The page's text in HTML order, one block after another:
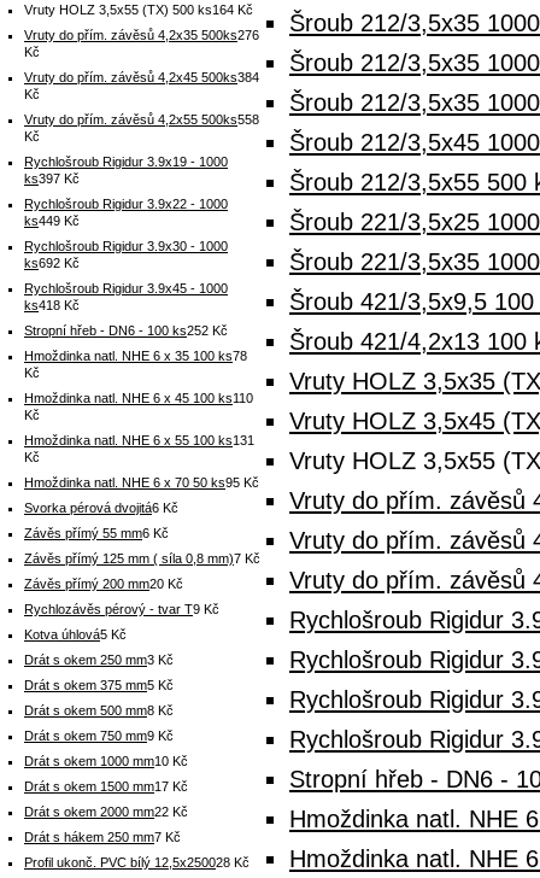
Šroub 212/3,5x35
Šroub 212/3,5x35
Šroub 212/3,5x35
Šroub 212/3,5x45
Šroub 212/3,5x55 500
Šroub 221/3,5x25
Šroub 221/3,5x35
Šroub 421/3,5x9,5
Šroub 421/4,2x13 100
Vruty HOLZ 3,5x35
Vruty HOLZ 3,5x45
Vruty HOLZ 3,5x55
Vruty do přím. závěsů
Vruty do přím. závěsů
Vruty do přím. závěsů
Rychlošroub Rigidur
Rychlošroub Rigidur
Rychlošroub Rigidur
Rychlošroub Rigidur
Stropní hřeb - DN6 -
Hmoždinka natl. NHE
Hmoždinka natl. NHE
Vruty HOLZ 3,5x55 (TX) 500 ks164 Kč
Vruty do přím. závěsů 4,2x35 500ks276
Kč
Vruty do přím. závěsů 4,2x45 500ks384
Kč
Vruty do přím. závěsů 4,2x55 500ks558
Kč
Rychlošroub Rigidur 3.9x19 - 1000
ks397 Kč
Rychlošroub Rigidur 3.9x22 - 1000
ks449 Kč
Rychlošroub Rigidur 3.9x30 - 1000
ks692 Kč
Rychlošroub Rigidur 3.9x45 - 1000
ks418 Kč
Stropní hřeb - DN6 - 100 ks252 Kč
Hmoždinka natl. NHE 6 x 35 100 ks78
Kč
Hmoždinka natl. NHE 6 x 45 100 ks110
Kč
Hmoždinka natl. NHE 6 x 55 100 ks131
Kč
Hmoždinka natl. NHE 6 x 70 50 ks95 Kč
Svorka pérová dvojitá6 Kč
Závěs přímý 55 mm6 Kč
Závěs přímý 125 mm ( síla 0,8 mm)7 Kč
Závěs přímý 200 mm20 Kč
Rychlozávěs pérový - tvar T9 Kč
Kotva úhlová5 Kč
Drát s okem 250 mm3 Kč
Drát s okem 375 mm5 Kč
Drát s okem 500 mm8 Kč
Drát s okem 750 mm9 Kč
Drát s okem 1000 mm10 Kč
Drát s okem 1500 mm17 Kč
Drát s okem 2000 mm22 Kč
Drát s hákem 250 mm7 Kč
Profil ukonč. PVC bílý 12,5x250028 Kč